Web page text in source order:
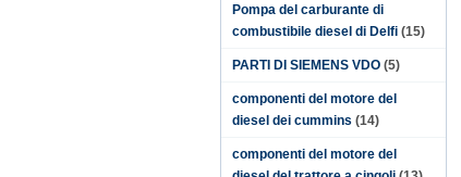
Pompa del carburante di
combustibile diesel di Delfi (15)
PARTI DI SIEMENS VDO (5)
componenti del motore del
diesel dei cummins (14)
componenti del motore del